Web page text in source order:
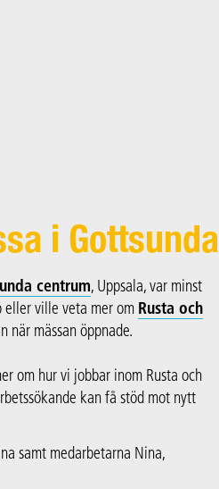
i Gottsunda
centrum, Uppsala, var minst
eller ville veta mer om Rusta och
när mässan öppnade.
om hur vi jobbar inom Rusta och
kan få stöd mot nytt
samt medarbetarna Nina,